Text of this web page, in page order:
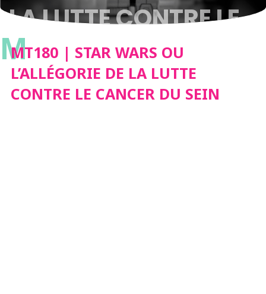
LA LUTTE CONTRE LE
CANCER DU SEIN
M
MT180 | STAR WARS OU
L’ALLÉGORIE DE LA LUTTE
CONTRE LE CANCER DU SEIN